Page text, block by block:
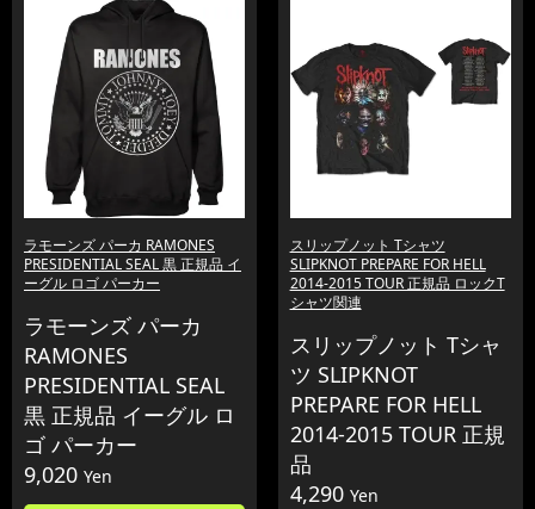
ラモーンズ パーカ RAMONES
PRESIDENTIAL SEAL 黒 正規品 イ
ーグル ロゴ パーカー
ラモーンズ パーカ
RAMONES
PRESIDENTIAL SEAL
黒 正規品 イーグル ロ
ゴ パーカー
9,020 Yen
スリップノット Tシャツ
SLIPKNOT PREPARE FOR HELL
2014-2015 TOUR 正規品 ロックT
シャツ関連
スリップノット Tシャ
ツ SLIPKNOT
PREPARE FOR HELL
2014-2015 TOUR 正規
品
4,290 Yen